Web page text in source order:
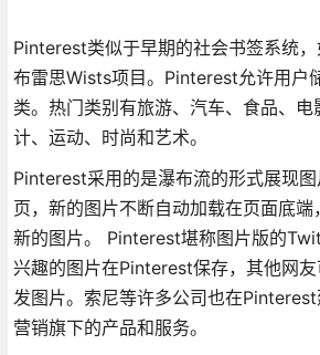
Pinterest类似于早期的社会书签系统
布雷思Wists项目。Pinterest允许用户
类。热门类别有旅游、汽车、食品、
计、运动、时尚和艺术。
Pinterest采用的是瀑布流的形式展现
页，新的图片不断自动加载在页面底
新的图片。 Pinterest堪称图片版的
兴趣的图片在Pinterest保存，其他网
发图片。索尼等许多公司也在
营销旗下的产品和服务。